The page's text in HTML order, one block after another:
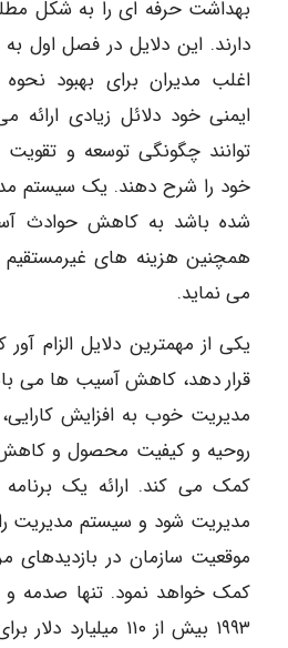
بهداشت حرفه ای را به شکل
دارند. این دلایل در فصل اول
اغلب مدیران برای بهبود
ایمنی خود دلائل زیادی ارائه
توانند چگونگی توسعه و
خود را شرح دهند. یک سیستم
شده باشد به کاهش حوادث
همچنین هزینه های
می نماید.
یکی از مهمترین دلایل الزام
قرار دهد، کاهش آسیب ها می
مدیریت خوب به افزایش کارایی،
روحیه و کیفیت محصول و
کمک می کند. ارائه یک
مدیریت شود و سیستم مدیریت
موقعیت سازمان در بازدیدهای
کمک خواهد نمود. تنها صدمه و
۱۹۹۳ بیش از ۱۱۰